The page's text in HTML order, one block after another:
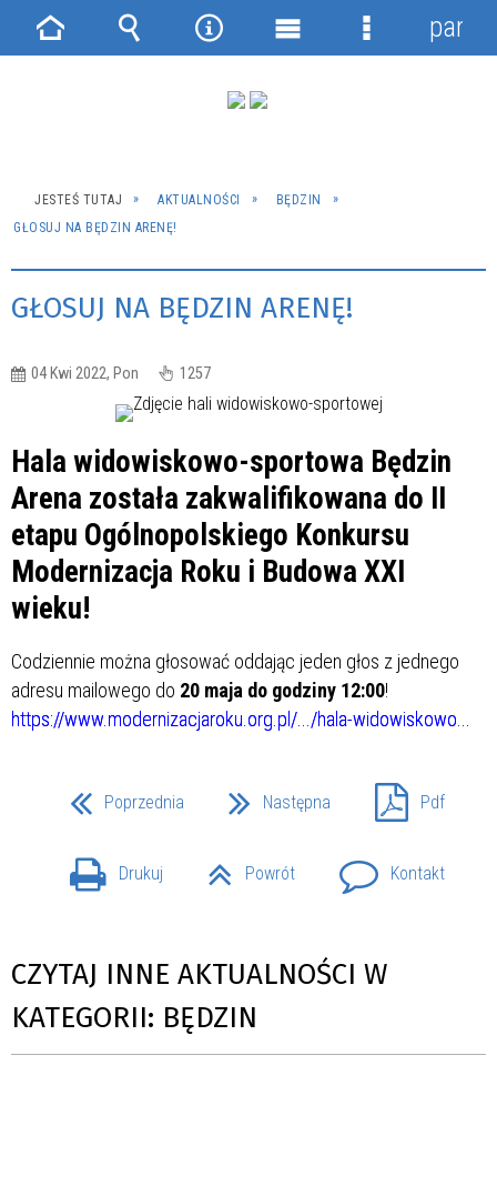
JESTEŚ TUTAJ AKTUALNOŚCI
BĘDZIN
GŁOSUJ NA BĘDZIN ARENĘ!
GŁOSUJ NA BĘDZIN ARENĘ!
04 Kwi 2022, Pon 1257
Hala widowiskowo-sportowa Będzin
Arena została zakwalifikowana do II
etapu Ogólnopolskiego Konkursu
Modernizacja Roku i Budowa XXI
wieku!
Codziennie można głosować oddając jeden głos z jednego
adresu mailowego do 20 maja do godziny 12:00!
https://www.modernizacjaroku.org.pl/.../hala-widowiskowo...
Poprzednia Następna Pdf
Drukuj Powrót Kontakt
CZYTAJ INNE AKTUALNOŚCI W
KATEGORII: BĘDZIN
Strona Wyszukiwarka
NarzędziaMenu
Menu
panel